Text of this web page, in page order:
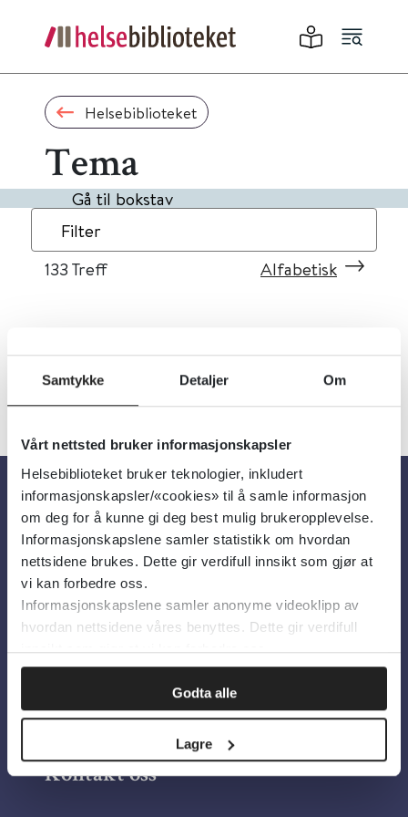
Samtykke Detaljer Om
Vårt nettsted bruker informasjonskapsler
Helsebiblioteket bruker teknologier, inkludert
informasjonskapsler/«cookies» til å samle informasjon
om deg for å kunne gi deg best mulig brukeropplevelse.
Informasjonskapslene samler statistikk om hvordan
nettsidene brukes. Dette gir verdifull innsikt som gjør at
vi kan forbedre oss.
Informasjonskapslene samler anonyme videoklipp av
hvordan nettsidene våres benyttes. Dette gir verdifull
innsikt som gjør at vi kan forbedre oss.
Godta alle
Lagre
Helsebiblioteket
Tema
Gå til bokstav
Filter
133 Treff Alfabetisk
« 1 11 12 »
Om oss
Om Helsebiblioteket
Personvern og informasjonskapsler
Tilgjengelighetserklæring
Information in English
Bilder fra Colourbox.com
Kontakt oss